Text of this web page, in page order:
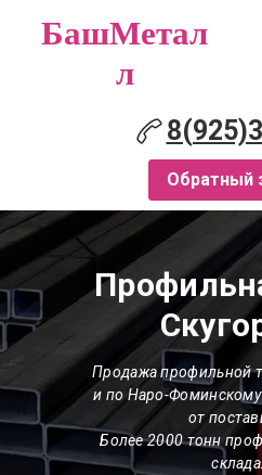
БашМетал
л
Обратный
Продажа профильной
и по Наро-
от
Более 2000 тонн